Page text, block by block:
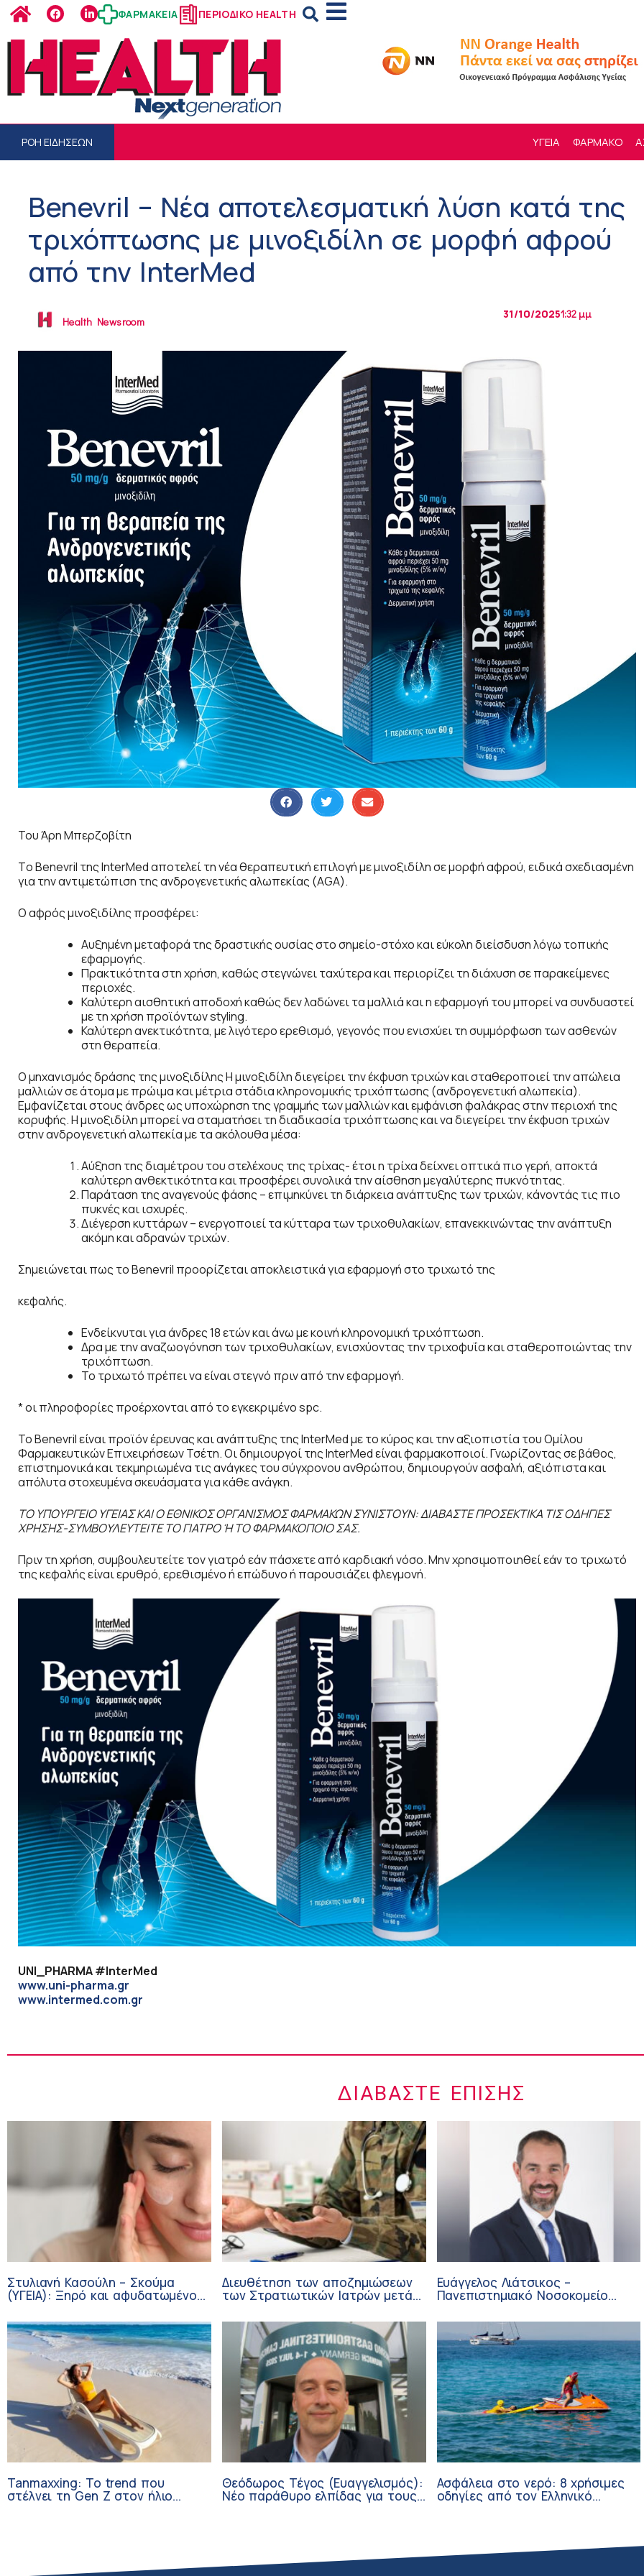
ΦΑΡΜΑΚΕΙΑ ΠΕΡΙΟΔΙΚΟ HEALTH
ΡΟΗ ΕΙΔΗΣΕΩΝ ΥΓΕΙΑ ΦΑΡΜΑΚΟ
Benevril – Νέα αποτελεσματική λύση κατά της
τριχόπτωσης με μινοξιδίλη σε μορφή αφρού
από την InterMed
Health Newsroom
31/10/20251:32 μμ
Του Άρη Μπερζοβίτη
Tο Benevril της InterMed αποτελεί τη νέα θεραπευτική επιλογή με μινοξιδίλη σε μορφή αφρού, ειδικά σχεδιασμένη
για την αντιμετώπιση της ανδρογενετικής αλωπεκίας (AGA).
Ο αφρός μινοξιδίλης προσφέρει:
Αυξημένη μεταφορά της δραστικής ουσίας στο σημείο-στόχο και εύκολη διείσδυση λόγω τοπικής
εφαρμογής.
Πρακτικότητα στη χρήση, καθώς στεγνώνει ταχύτερα και περιορίζει τη διάχυση σε παρακείμενες
περιοχές.
Καλύτερη αισθητική αποδοχή καθώς δεν λαδώνει τα μαλλιά και η εφαρμογή του μπορεί να συνδυαστεί
με τη χρήση προϊόντων styling.
Καλύτερη ανεκτικότητα, με λιγότερο ερεθισμό, γεγονός που ενισχύει τη συμμόρφωση των ασθενών
στη θεραπεία.
O μηχανισμός δράσης της μινοξιδίλης Η μινοξιδίλη διεγείρει την έκφυση τριχών και σταθεροποιεί την απώλεια
μαλλιών σε άτομα με πρώιμα και μέτρια στάδια κληρονομικής τριχόπτωσης (ανδρογενετική αλωπεκία).
Εμφανίζεται στους άνδρες ως υποχώρηση της γραμμής των μαλλιών και εμφάνιση φαλάκρας στην περιοχή της
κορυφής. Η μινοξιδίλη μπορεί να σταματήσει τη διαδικασία τριχόπτωσης και να διεγείρει την έκφυση τριχών
στην ανδρογενετική αλωπεκία με τα ακόλουθα μέσα:
Αύξηση της διαμέτρου του στελέχους της τρίχας- έτσι η τρίχα δείχνει οπτικά πιο γερή, αποκτά
καλύτερη ανθεκτικότητα και προσφέρει συνολικά την αίσθηση μεγαλύτερης πυκνότητας.
Παράταση της αναγενούς φάσης – επιμηκύνει τη διάρκεια ανάπτυξης των τριχών, κάνοντάς τις πιο
πυκνές και ισχυρές.
Διέγερση κυττάρων – ενεργοποιεί τα κύτταρα των τριχοθυλακίων, επανεκκινώντας την ανάπτυξη
ακόμη και αδρανών τριχών.
Σημειώνεται πως το Benevril προορίζεται αποκλειστικά για εφαρμογή στο τριχωτό της
κεφαλής.
Ενδείκνυται για άνδρες 18 ετών και άνω με κοινή κληρονομική τριχόπτωση.
Δρα με την αναζωογόνηση των τριχοθυλακίων, ενισχύοντας την τριχοφυΐα και σταθεροποιώντας την
τριχόπτωση.
Το τριχωτό πρέπει να είναι στεγνό πριν από την εφαρμογή.
* οι πληροφορίες προέρχονται από το εγκεκριμένο spc.
Το Benevril είναι προϊόν έρευνας και ανάπτυξης της InterMed με το κύρος και την αξιοπιστία του Ομίλου
Φαρμακευτικών Επιχειρήσεων Τσέτη. Οι δημιουργοί της InterMed είναι φαρμακοποιοί. Γνωρίζοντας σε βάθος,
επιστημονικά και τεκμηριωμένα τις ανάγκες του σύγχρονου ανθρώπου, δημιουργούν ασφαλή, αξιόπιστα και
απόλυτα στοχευμένα σκευάσματα για κάθε ανάγκη.
ΤΟ ΥΠΟΥΡΓΕΙΟ ΥΓΕΙΑΣ ΚΑΙ Ο ΕΘΝΙΚΟΣ ΟΡΓΑΝΙΣΜΟΣ ΦΑΡΜΑΚΩΝ ΣΥΝΙΣΤΟΥΝ: ΔΙΑΒΑΣΤΕ ΠΡΟΣΕΚΤΙΚΑ ΤΙΣ ΟΔΗΓΙΕΣ
ΧΡΗΣΗΣ-ΣΥΜΒΟΥΛΕΥΤΕΙΤΕ ΤΟ ΓΙΑΤΡΟ Ή ΤΟ ΦΑΡΜΑΚΟΠΟΙΟ ΣΑΣ.
Πριν τη χρήση, συμβουλευτείτε τον γιατρό εάν πάσχετε από καρδιακή νόσο. Μην χρησιμοποιηθεί εάν το τριχωτό
της κεφαλής είναι ερυθρό, ερεθισμένο ή επώδυνο ή παρουσιάζει φλεγμονή.
UNI_PHARMA #InterMed
www.uni-pharma.gr
www.intermed.com.gr
ΔΙΑΒΆΣΤΕ ΕΠΊΣΗΣ
Στυλιανή Κασούλη – Σκούμα
(ΥΓΕΙΑ): Ξηρό και αφυδατωμένο
Διευθέτηση των αποζημιώσεων
των Στρατιωτικών Ιατρών μετά
Ευάγγελος Λιάτσικος –
Πανεπιστημιακό Νοσοκομείο
Tanmaxxing: To trend που
στέλνει τη Gen Z στον ήλιο
Θεόδωρος Τέγος (Ευαγγελισμός):
Νέο παράθυρο ελπίδας για τους
Ασφάλεια στο νερό: 8 χρήσιμες
οδηγίες από τον Ελληνικό